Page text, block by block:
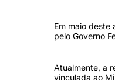
Em maio deste
pelo Governo
Atualmente, a
vinculada ao